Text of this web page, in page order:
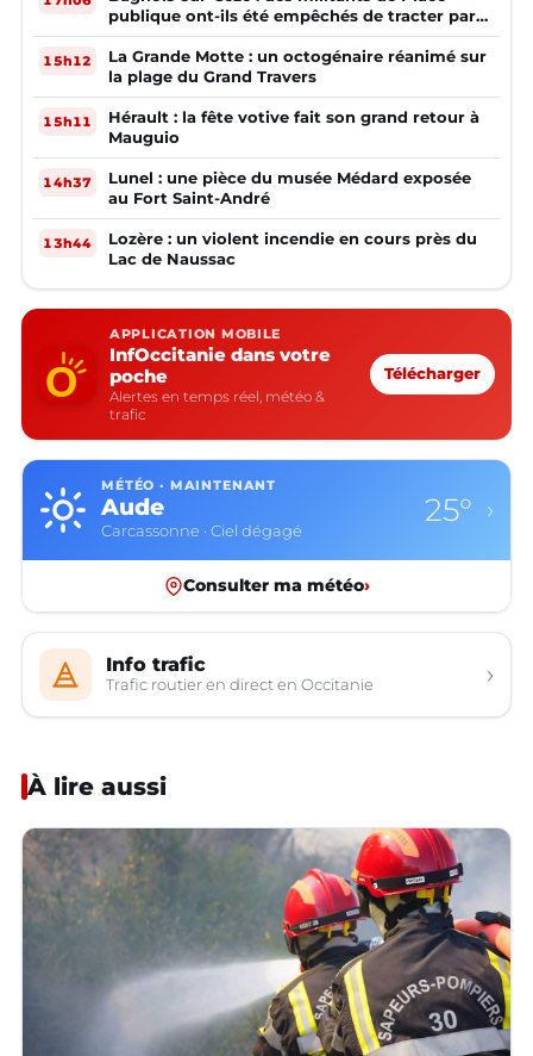
publique ont-ils été empêchés de tracter par
la mairie ?
15h12
La Grande Motte : un octogénaire réanimé sur
la plage du Grand Travers
15h11
Hérault : la fête votive fait son grand retour à
Mauguio
14h37
Lunel : une pièce du musée Médard exposée
au Fort Saint-André
13h44
Lozère : un violent incendie en cours près du
Lac de Naussac
APPLICATION MOBILE
InfOccitanie dans votre
poche
Alertes en temps réel, météo &
trafic
Télécharger
MÉTÉO · MAINTENANT
Aude
Carcassonne · Ciel dégagé
25° ›
Consulter ma météo›
Info trafic
Trafic routier en direct en Occitanie ›
À lire aussi